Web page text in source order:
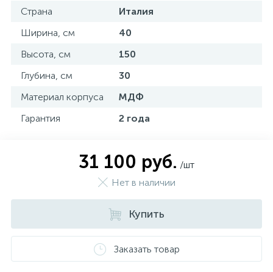
Страна
Италия
Ширина, см
40
Высота, см
150
Глубина, см
30
Материал корпуса
МДФ
Гарантия
2 года
31 100 руб. /шт
Нет в наличии
Купить
Заказать товар